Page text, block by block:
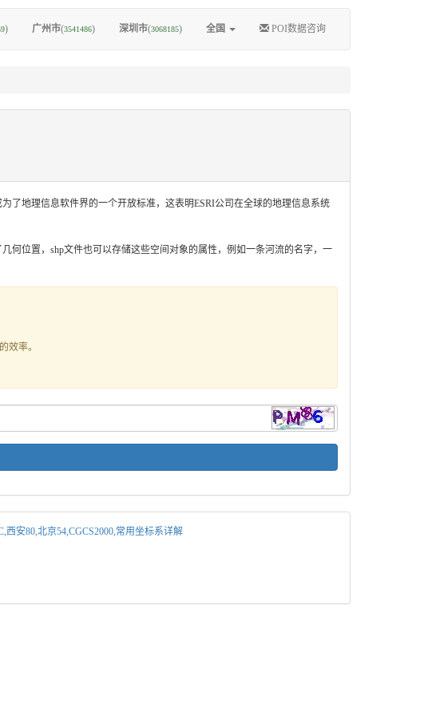
) 广州市(3541486) 深圳市(3068185) 全国 POI数据咨询
了地理信息软件界的一个开放标准，这表明ESRI公司在全球的地理信息系统
何位置，shp文件也可以存储这些空间对象的属性，例如一条河流的名字，一
效率。
西安80,北京54,CGCS2000,常用坐标系详解